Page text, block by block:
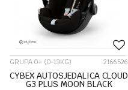
GRUPA 0+ (0-13KG) 2166526
CYBEX AUTOSJEDALICA CLOUD
G3 PLUS MOON BLACK